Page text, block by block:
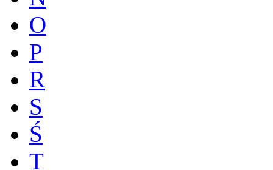
O
P
R
S
Ś
T